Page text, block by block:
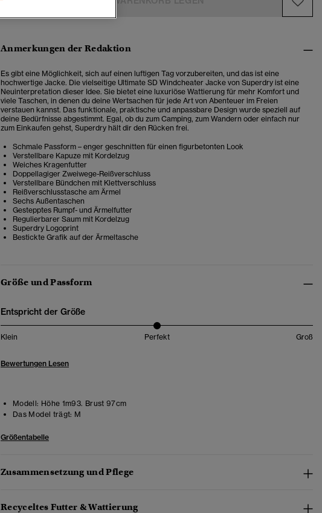
Anmerkungen der Redaktion
Es gibt eine Möglichkeit, sich auf einen luftigen Tag vorzubereiten, und das ist eine
hochwertige Jacke. Die vielseitige Ultimate SD Windcheater Jacke von Superdry ist eine
Neuinterpretation dieser Idee. Sie bietet eine luxuriöse Wattierung für mehr Komfort und
viele Taschen, in denen du deine Wertsachen für jede Art von Abenteuer im Freien
verstauen kannst. Das funktionale, praktische und anpassbare Design wurde speziell auf
deine Bedürfnisse abgestimmt. Egal, ob du zum Camping, zum Wandern oder einfach nur
zum Einkaufen gehst, Superdry hält dir den Rücken frei.
Schmale Passform – enger geschnitten für einen figurbetonten Look
Verstellbare Kapuze mit Kordelzug
Weiches Kragenfutter
Doppellagiger Zweiwege-Reißverschluss
Verstellbare Bündchen mit Klettverschluss
Reißverschlusstasche am Ärmel
Sechs Außentaschen
Gestepptes Rumpf- und Ärmelfutter
Regulierbarer Saum mit Kordelzug
Superdry Logoprint
Bestickte Grafik auf der Ärmeltasche
Größe und Passform
Entspricht der Größe
Klein Perfekt Groß
Bewertungen Lesen
Modell: Höhe 1m93. Brust 97cm
Das Model trägt: M
Größentabelle
Zusammensetzung und Pflege
Recyceltes Futter & Wattierung